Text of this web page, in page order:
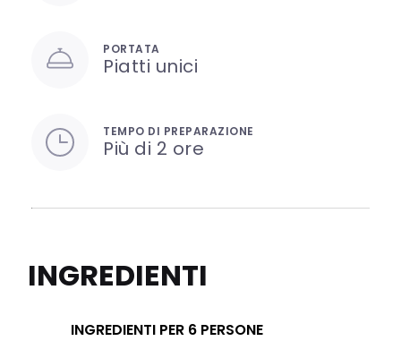
PORTATA
Piatti unici
TEMPO DI PREPARAZIONE
Più di 2 ore
INGREDIENTI
INGREDIENTI PER 6 PERSONE